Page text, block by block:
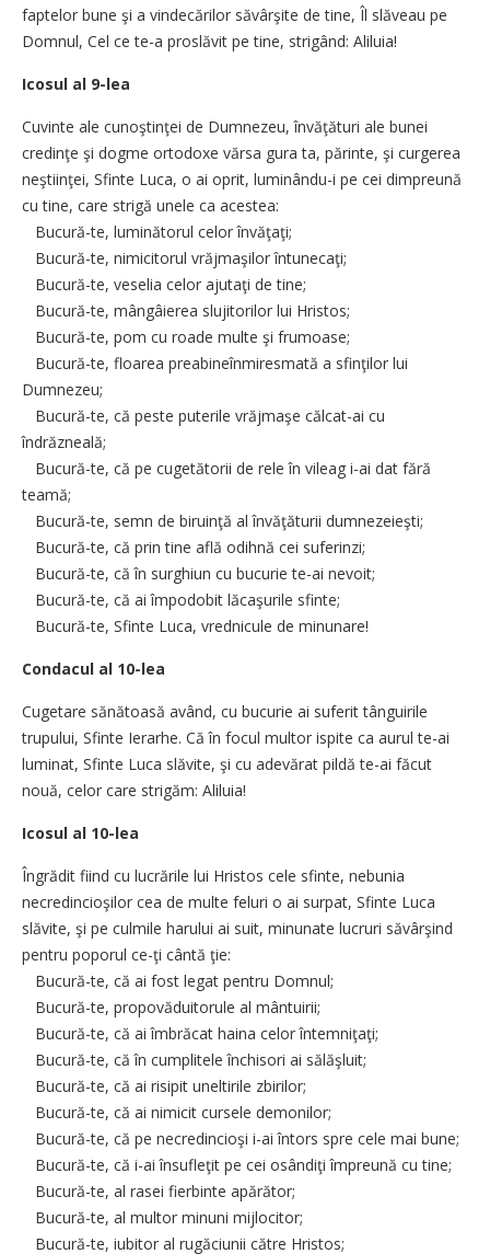
faptelor bune şi a vindecărilor săvârşite de tine, Îl slăveau pe
Domnul, Cel ce te-a proslăvit pe tine, strigând: Aliluia!
Icosul al 9-lea
Cuvinte ale cunoştinţei de Dumnezeu, învăţături ale bunei
credinţe şi dogme ortodoxe vărsa gura ta, părinte, şi curgerea
neştiinţei, Sfinte Luca, o ai oprit, luminându-i pe cei dimpreună
cu tine, care strigă unele ca acestea:
Bucură-te, luminătorul celor învăţaţi;
Bucură-te, nimicitorul vrăjmaşilor întunecaţi;
Bucură-te, veselia celor ajutaţi de tine;
Bucură-te, mângâierea slujitorilor lui Hristos;
Bucură-te, pom cu roade multe şi frumoase;
Bucură-te, floarea preabineînmiresmată a sfinţilor lui
Dumnezeu;
Bucură-te, că peste puterile vrăjmaşe călcat-ai cu
îndrăzneală;
Bucură-te, că pe cugetătorii de rele în vileag i-ai dat fără
teamă;
Bucură-te, semn de biruinţă al învăţăturii dumnezeieşti;
Bucură-te, că prin tine află odihnă cei suferinzi;
Bucură-te, că în surghiun cu bucurie te-ai nevoit;
Bucură-te, că ai împodobit lăcaşurile sfinte;
Bucură-te, Sfinte Luca, vrednicule de minunare!
Condacul al 10-lea
Cugetare sănătoasă având, cu bucurie ai suferit tânguirile
trupului, Sfinte Ierarhe. Că în focul multor ispite ca aurul te-ai
luminat, Sfinte Luca slăvite, şi cu adevărat pildă te-ai făcut
nouă, celor care strigăm: Aliluia!
Icosul al 10-lea
Îngrădit fiind cu lucrările lui Hristos cele sfinte, nebunia
necredincioşilor cea de multe feluri o ai surpat, Sfinte Luca
slăvite, şi pe culmile harului ai suit, minunate lucruri săvârşind
pentru poporul ce-ţi cântă ţie:
Bucură-te, că ai fost legat pentru Domnul;
Bucură-te, propovăduitorule al mântuirii;
Bucură-te, că ai îmbrăcat haina celor întemniţaţi;
Bucură-te, că în cumplitele închisori ai sălăşluit;
Bucură-te, că ai risipit uneltirile zbirilor;
Bucură-te, că ai nimicit cursele demonilor;
Bucură-te, că pe necredincioşi i-ai întors spre cele mai bune;
Bucură-te, că i-ai însufleţit pe cei osândiţi împreună cu tine;
Bucură-te, al rasei fierbinte apărător;
Bucură-te, al multor minuni mijlocitor;
Bucură-te, iubitor al rugăciunii către Hristos;